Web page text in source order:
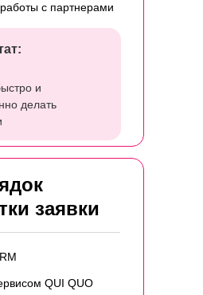
и
делать
с партнерами
заявки
QUI QUO